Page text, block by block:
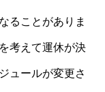
ることがありま
考えて運休が決
ュールが変更さ